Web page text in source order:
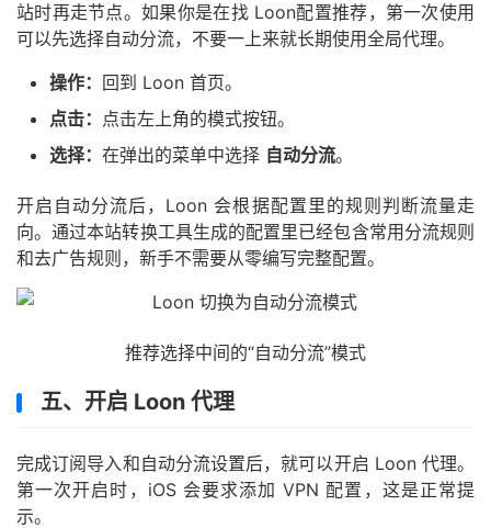
站时再走节点。如果你是在找 Loon配置推荐，第一次使用
可以先选择自动分流，不要一上来就长期使用全局代理。
操作： 回到 Loon 首页。
点击： 点击左上角的模式按钮。
选择： 在弹出的菜单中选择 自动分流。
开启自动分流后，Loon 会根据配置里的规则判断流量走
向。通过本站转换工具生成的配置里已经包含常用分流规则
和去广告规则，新手不需要从零编写完整配置。
推荐选择中间的“自动分流”模式
五、开启 Loon 代理
完成订阅导入和自动分流设置后，就可以开启 Loon 代理。
第一次开启时，iOS 会要求添加 VPN 配置，这是正常提
示。